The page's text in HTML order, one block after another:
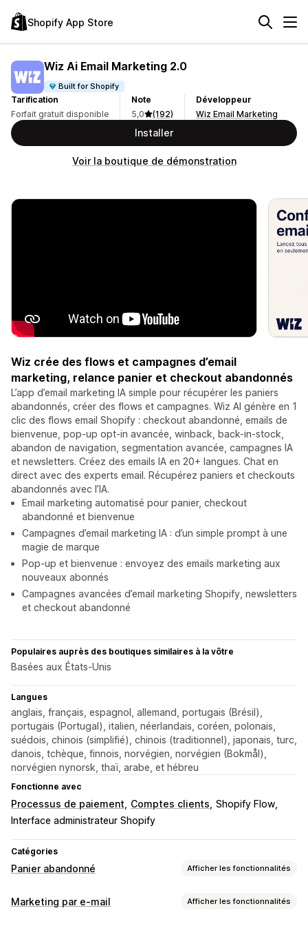
Shopify App Store
Wiz Ai Email Marketing 2.0
Built for Shopify
Tarification
Forfait gratuit disponible
Note
5,0
(192)
Développeur
Wiz Email Marketing
Installer
Voir la boutique de démonstration
Wiz crée des flows et campagnes d’email
marketing, relance panier et checkout abandonnés
L’app d’email marketing IA simple pour récupérer les paniers
abandonnés, créer des flows et campagnes. Wiz AI génère en 1
clic des flows email Shopify : checkout abandonné, emails de
bienvenue, pop-up opt-in avancée, winback, back-in-stock,
abandon de navigation, segmentation avancée, campagnes IA
et newsletters. Créez des emails IA en 20+ langues. Chat en
direct avec des experts email. Récupérez paniers et checkouts
abandonnés avec l’IA.
Email marketing automatisé pour panier, checkout
abandonné et bienvenue
Campagnes d’email marketing IA : d’un simple prompt à une
magie de marque
Pop-up et bienvenue : envoyez des emails marketing aux
nouveaux abonnés
Campagnes avancées d’email marketing Shopify, newsletters
et checkout abandonné
Populaires auprès des boutiques similaires à la vôtre
Basées aux États-Unis
Langues
anglais, français, espagnol, allemand, portugais (Brésil),
portugais (Portugal), italien, néerlandais, coréen, polonais,
suédois, chinois (simplifié), chinois (traditionnel), japonais, turc,
danois, tchèque, finnois, norvégien, norvégien (Bokmål),
norvégien nynorsk, thaï, arabe, et hébreu
Fonctionne avec
Processus de paiement Comptes clients Shopify Flow
Interface administrateur Shopify
Catégories
Panier abandonné Afficher les fonctionnalités
Récupération de panier
Marketing par e-mail Afficher les fonctionnalités